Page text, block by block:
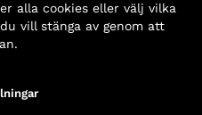
alla cookies eller välj vilka
vill stänga av genom att